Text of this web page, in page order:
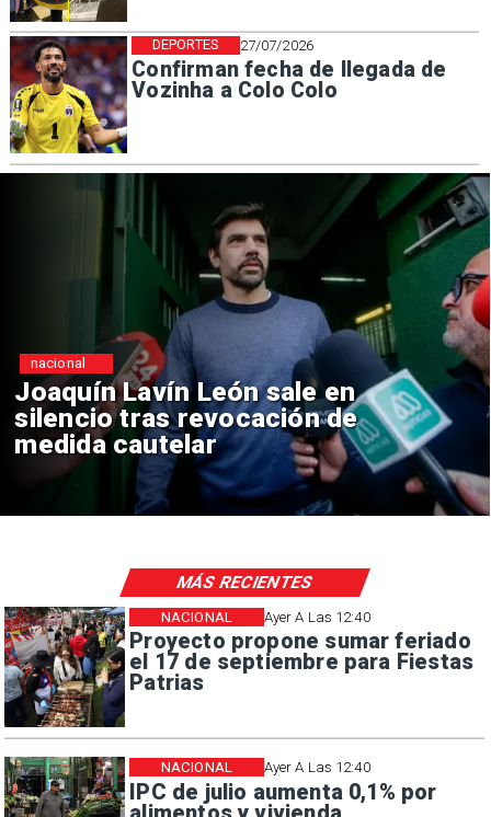
27/07/2026
Confirman fecha de llegada de
Vozinha a Colo Colo
DEPORTES
Chile y Venezuela
reinicio de relaciones
consulares
nacional
Ayer A Las 12:40
Proyecto propone sumar feriado
el 17 de septiembre para Fiestas
Patrias
NACIONAL
Ayer A Las 12:40
IPC de julio aumenta 0,1% por
NACIONAL
MÁS RECIENTES